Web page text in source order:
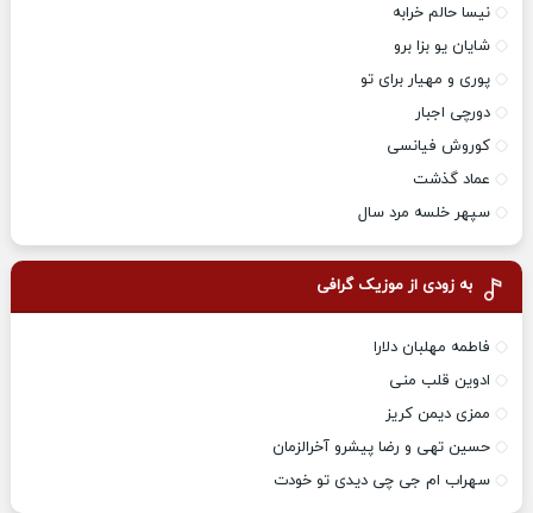
نیسا حالم خرابه
شایان یو بزا برو
پوری و مهیار برای تو
دورچی اجبار
کوروش فیانسی
عماد گذشت
سپهر خلسه مرد سال
به زودی از موزیک گرافی
فاطمه مهلبان دلارا
ادوین قلب منی
ممزی دیمن کریز
حسین تهی و رضا پیشرو آخرالزمان
سهراب ام جی چی دیدی تو خودت